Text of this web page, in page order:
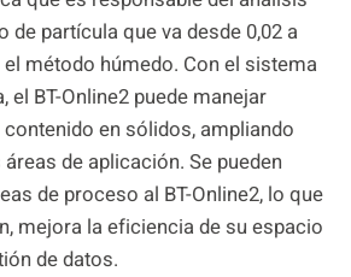
de partícula que va desde 0,02 a
método húmedo. Con el sistema
el BT-Online2 puede manejar
en sólidos, ampliando
de aplicación. Se pueden
de proceso al BT-Online2, lo que
mejora la eficiencia de su espacio
de datos.